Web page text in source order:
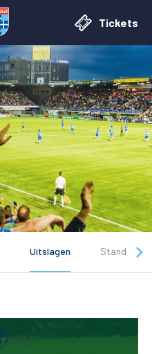
Tickets
Uitslagen Stand